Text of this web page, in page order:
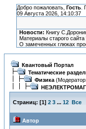
Добро пожаловать, Гость.
09 Августа 2026, 14:10:37
Новости: Книгу
Материалы старого
О замеченных глюках
Квантовый Портал
Тематические
Физика (Модератор:
Страниц: [1] 2 3 ... 12 Все
Автор